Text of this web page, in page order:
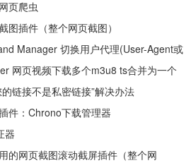
页爬虫
图插件（整个网页截图）
Manager 切换用户代理(User-Agent或
网页视频下载多个m3u8 ts合并为一个
链接不是私密链接”解决办法
件：Chrono下载管理器
器
的网页截图滚动截屏插件（整个网